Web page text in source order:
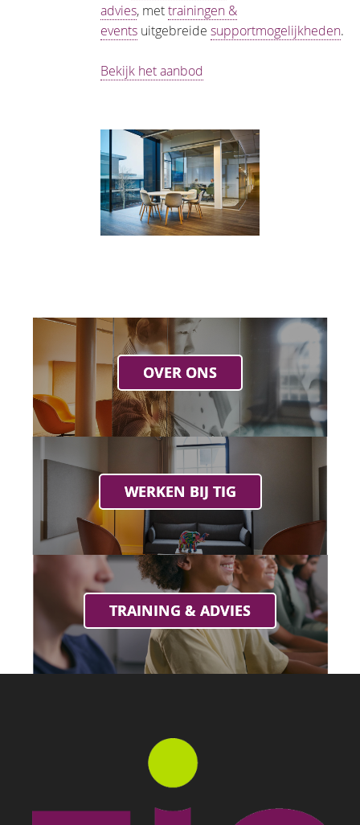
advies, mettrainingen &
eventsuitgebreide supportmogelijkheden.
Bekijk het aanbod
OVER ONS
WERKEN BIJ TIG
TRAINING & ADVIES